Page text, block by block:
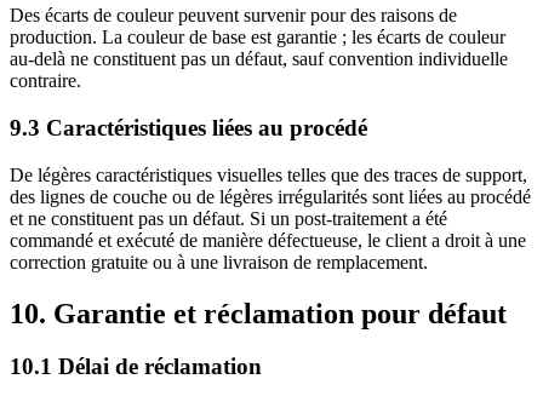
Des écarts de couleur peuvent survenir pour des raisons de
production. La couleur de base est garantie ; les écarts de couleur
au-delà ne constituent pas un défaut, sauf convention individuelle
contraire.
9.3 Caractéristiques liées au procédé
De légères caractéristiques visuelles telles que des traces de support,
des lignes de couche ou de légères irrégularités sont liées au procédé
et ne constituent pas un défaut. Si un post-traitement a été
commandé et exécuté de manière défectueuse, le client a droit à une
correction gratuite ou à une livraison de remplacement.
10. Garantie et réclamation pour défaut
10.1 Délai de réclamation